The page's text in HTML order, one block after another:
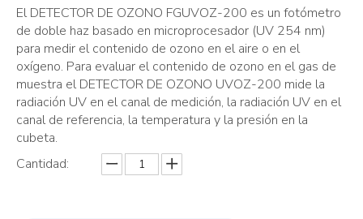
El DETECTOR DE OZONO FGUVOZ-200 es un fotómetro
de doble haz basado en microprocesador (UV 254 nm)
para medir el contenido de ozono en el aire o en el
oxígeno. Para evaluar el contenido de ozono en el gas de
muestra el DETECTOR DE OZONO UVOZ-200 mide la
radiación UV en el canal de medición, la radiación UV en el
canal de referencia, la temperatura y la presión en la
cubeta.
Cantidad: